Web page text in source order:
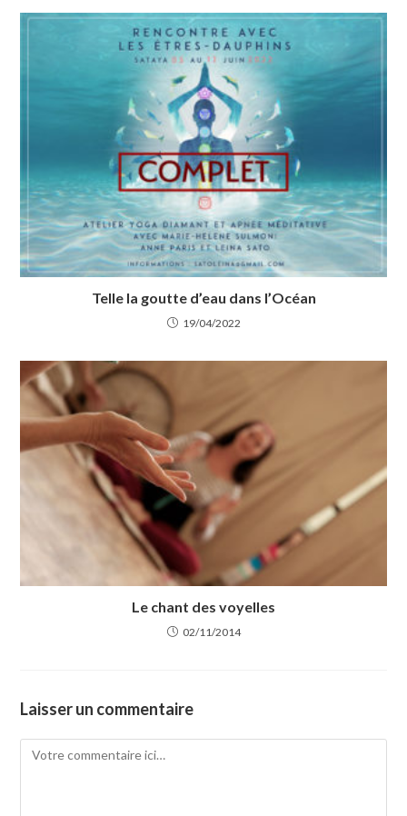
Telle la goutte d’eau dans l’Océan
19/04/2022
Le chant des voyelles
02/11/2014
Laisser un commentaire